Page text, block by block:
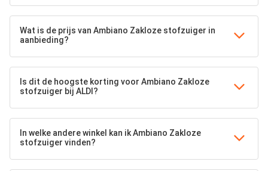
Wat is de prijs van Ambiano Zakloze stofzuiger in
aanbieding?
Is dit de hoogste korting voor Ambiano Zakloze
stofzuiger bij ALDI?
In welke andere winkel kan ik Ambiano Zakloze
stofzuiger vinden?